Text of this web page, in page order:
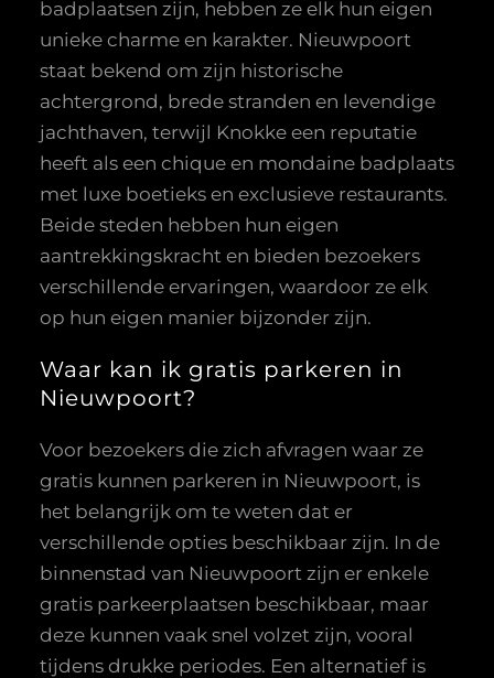
badplaatsen zijn, hebben ze elk hun eigen
unieke charme en karakter. Nieuwpoort
staat bekend om zijn historische
achtergrond, brede stranden en levendige
jachthaven, terwijl Knokke een reputatie
heeft als een chique en mondaine badplaats
met luxe boetieks en exclusieve restaurants.
Beide steden hebben hun eigen
aantrekkingskracht en bieden bezoekers
verschillende ervaringen, waardoor ze elk
op hun eigen manier bijzonder zijn.
Waar kan ik gratis parkeren in
Nieuwpoort?
Voor bezoekers die zich afvragen waar ze
gratis kunnen parkeren in Nieuwpoort, is
het belangrijk om te weten dat er
verschillende opties beschikbaar zijn. In de
binnenstad van Nieuwpoort zijn er enkele
gratis parkeerplaatsen beschikbaar, maar
deze kunnen vaak snel volzet zijn, vooral
tijdens drukke periodes. Een alternatief is